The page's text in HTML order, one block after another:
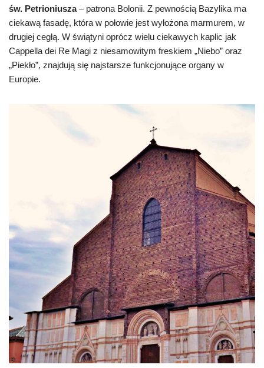
św. Petrioniusza– patrona Bolonii. Z pewnością Bazylika ma
ciekawą fasadę, która w połowie jest wyłożona marmurem, w
drugiej cegłą. W świątyni oprócz wielu ciekawych kaplic jak
Cappella dei Re Magi z niesamowitym freskiem „Niebo” oraz
„Piekło”, znajdują się najstarsze funkcjonujące organy w
Europie.